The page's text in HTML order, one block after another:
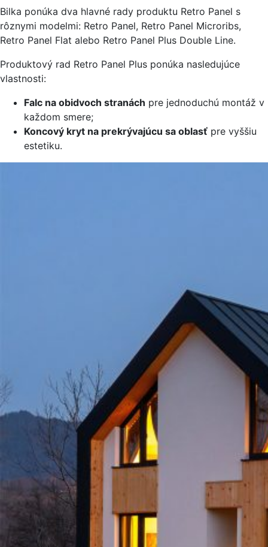
Bilka ponúka dva hlavné rady produktu Retro Panel s
rôznymi modelmi: Retro Panel, Retro Panel Microribs,
Retro Panel Flat alebo Retro Panel Plus Double Line.
Produktový rad Retro Panel Plus ponúka nasledujúce
vlastnosti:
Falc na obidvoch stranách pre jednoduchú montáž v
každom smere;
Koncový kryt na prekrývajúcu sa oblasť pre vyššiu
estetiku.